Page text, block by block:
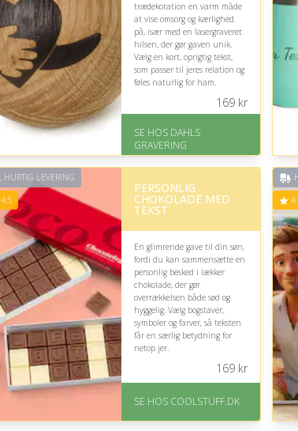
trædekoration en varm måde
at vise omsorg og kærlighed
på, især med en lasergraveret
hilsen, der gør gaven unik.
Vælg en kort, oprigtig tekst,
som passer til jeres relation og
føles naturlig for ham.
Fremragende Trustpilot
rating på 4.8 ud af 5
169kr
SE HOS DAHLS
GRAVERING
HURTIG LEVERING
4.5
PERSONLIG
CHOKOLADE MED
TEKST
En glimrende gave til din søn,
fordi du kan sammensætte en
personlig besked i lækker
chokolade, der gør
overrækkelsen både sød og
hyggelig. Vælg bogstaver,
symboler og farver, så teksten
får en særlig betydning for
netop jer.
leveringstid er 1-3 hverdage.
169kr
SE HOS COOLSTUFF.DK